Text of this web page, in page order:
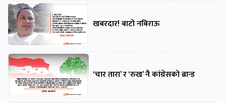
खबरदार! बाटो नबिराऊ
‘चार तारा’ र ‘रुख’ नै कांग्रेसको ब्रान्ड